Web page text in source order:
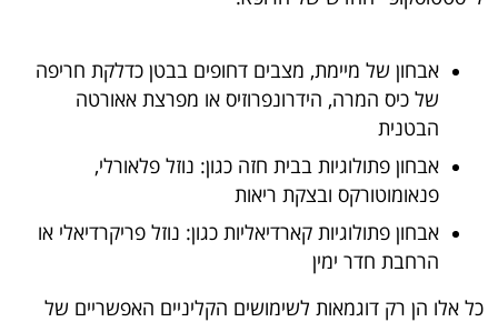
אבחון של מיימת, מצבים דחופים בבטן כדלקת חריפה
של כיס המרה, הידרונפרוזיס או מפרצת אאורטה
הבטנית
אבחון פתולוגיות בבית חזה כגון: נוזל פלאורלי,
פנאומוטורקס ובצקת ריאות
אבחון פתולוגיות קארדיאליות כגון: נוזל פריקרדיאלי או
הרחבת חדר ימין
כל אלו הן רק דוגמאות לשימושים הקליניים האפשריים של